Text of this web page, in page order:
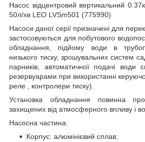
Насос відцентровий вертикальний
50л/хв LEO LVSm501 (775990)
Насоси даної серії призначені для
застосовуються для побутового
обладнання, підйому води в
низького тиску, зрошувальних систем
парників, автоматичної подачі води
резервуарами при використанні
реле , контролери тиску).
Установка обладнання повинна
захищених від атмосферного впливу і
Насосна частина:
Корпус: алюмінієвий сплав;